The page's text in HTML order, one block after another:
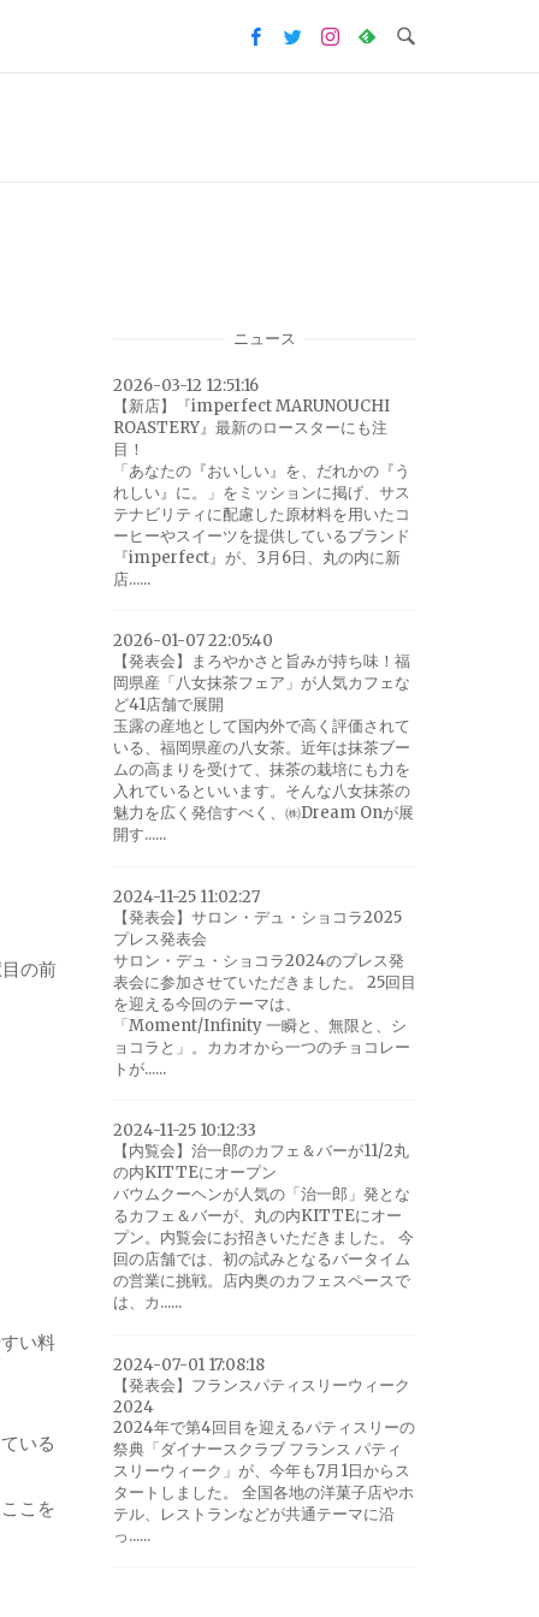
の前
い料
いる
こを
ニュース
2026-03-12 12:51:16
【新店】『imperfect MARUNOUCHI
ROASTERY』最新のロースターにも注
目！
「あなたの『おいしい』を、だれかの『う
れしい』に。」をミッションに掲げ、サス
テナビリティに配慮した原材料を用いたコ
ーヒーやスイーツを提供しているブランド
『imperfect』が、3月6日、丸の内に新
店......
2026-01-07 22:05:40
【発表会】まろやかさと旨みが持ち味！福
岡県産「八女抹茶フェア」が人気カフェな
ど41店舗で展開
玉露の産地として国内外で高く評価されて
いる、福岡県産の八女茶。近年は抹茶ブー
ムの高まりを受けて、抹茶の栽培にも力を
入れているといいます。そんな八女抹茶の
魅力を広く発信すべく、㈱Dream Onが展
開す......
2024-11-25 11:02:27
【発表会】サロン・デュ・ショコラ2025
プレス発表会
サロン・デュ・ショコラ2024のプレス発
表会に参加させていただきました。 25回目
を迎える今回のテーマは、
「Moment/Infinity 一瞬と、無限と、シ
ョコラと」。カカオから一つのチョコレー
トが......
2024-11-25 10:12:33
【内覧会】治一郎のカフェ＆バーが11/2丸
の内KITTEにオープン
バウムクーヘンが人気の「治一郎」発とな
るカフェ＆バーが、丸の内KITTEにオー
プン。内覧会にお招きいただきました。 今
回の店舗では、初の試みとなるバータイム
の営業に挑戦。店内奥のカフェスペースで
は、カ......
2024-07-01 17:08:18
【発表会】フランスパティスリーウィーク
2024
2024年で第4回目を迎えるパティスリーの
祭典「ダイナースクラブ フランス パティ
スリーウィーク」が、今年も7月1日からス
タートしました。 全国各地の洋菓子店やホ
テル、レストランなどが共通テーマに沿
っ......